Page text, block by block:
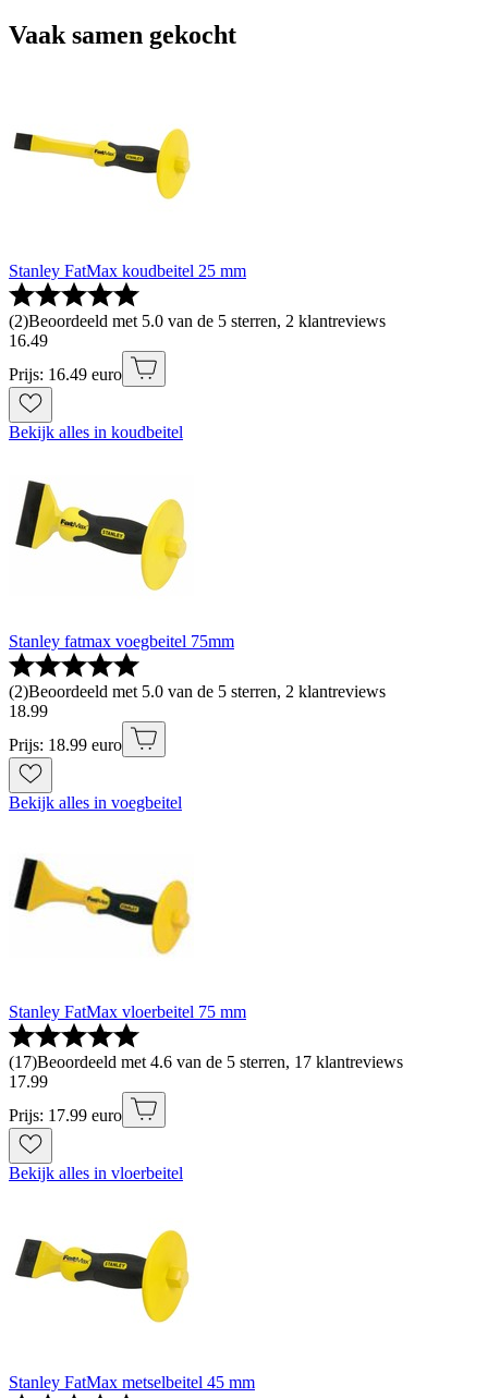
Vaak samen gekocht
Stanley FatMax koudbeitel 25 mm
(2)Beoordeeld met 5.0 van de 5 sterren, 2 klantreviews
16.49
Prijs: 16.49 euro
Bekijk alles in koudbeitel
Stanley fatmax voegbeitel 75mm
(2)Beoordeeld met 5.0 van de 5 sterren, 2 klantreviews
18.99
Prijs: 18.99 euro
Bekijk alles in voegbeitel
Stanley FatMax vloerbeitel 75 mm
(17)Beoordeeld met 4.6 van de 5 sterren, 17 klantreviews
17.99
Prijs: 17.99 euro
Bekijk alles in vloerbeitel
Stanley FatMax metselbeitel 45 mm